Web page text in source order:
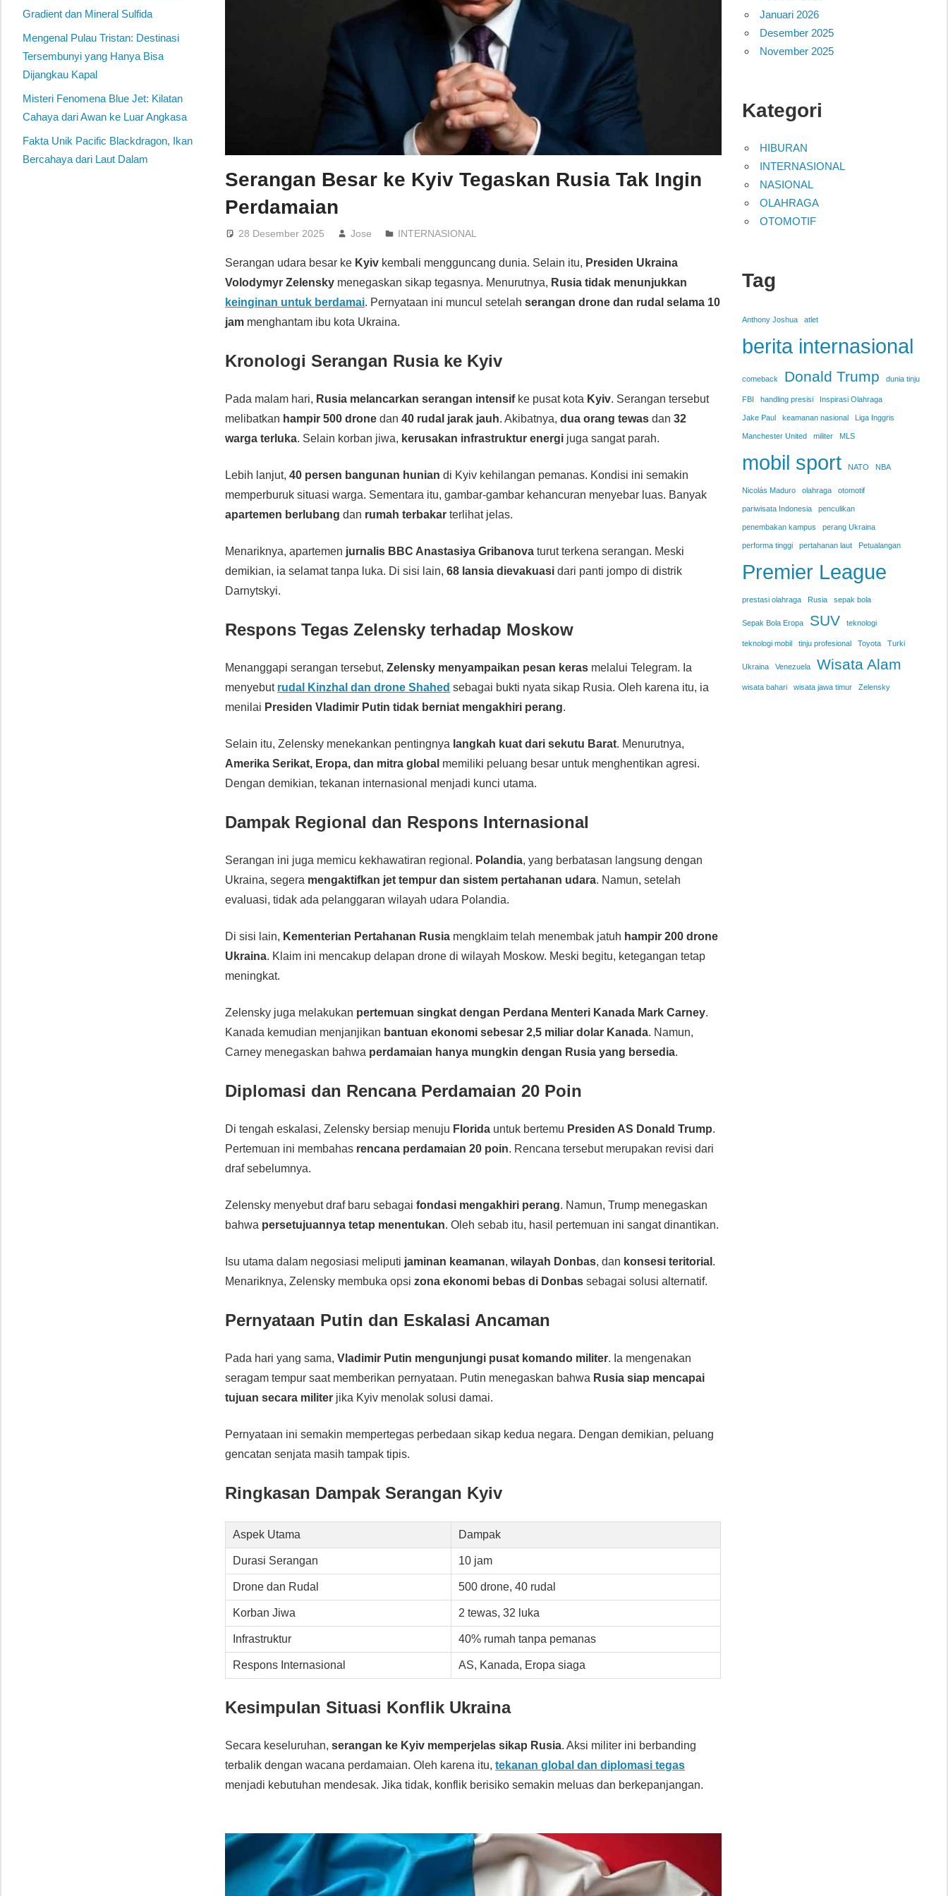
Serangan Besar ke Kyiv Tegaskan Rusia Tak Ingin
Perdamaian
28 Desember 2025 Jose INTERNASIONAL
Serangan udara besar ke Kyiv kembali mengguncang dunia. Selain itu, Presiden Ukraina
Volodymyr Zelensky menegaskan sikap tegasnya. Menurutnya, Rusia tidak menunjukkan
keinginan untuk berdamai. Pernyataan ini muncul setelahserangan drone dan rudal selama 10
jam menghantam ibu kota Ukraina.
Kronologi Serangan Rusia ke Kyiv
Pada malam hari, Rusia melancarkan serangan intensifke pusat kota Kyiv. Serangan tersebut
melibatkan hampir 500 drone dan40 rudal jarak jauh. Akibatnya,dua orang tewas dan32
warga terluka. Selain korban jiwa, kerusakan infrastruktur energi juga sangat parah.
Lebih lanjut,40 persen bangunan hunian di Kyiv kehilangan pemanas. Kondisi ini semakin
memperburuk situasi warga. Sementara itu, gambar-gambar kehancuran menyebar luas. Banyak
apartemen berlubang dan rumah terbakar terlihat jelas.
Menariknya, apartemen jurnalis BBC Anastasiya Gribanova turut terkena serangan. Meski
demikian, ia selamat tanpa luka. Di sisi lain,68 lansia dievakuasi dari panti jompo di distrik
Darnytskyi.
Respons Tegas Zelensky terhadap Moskow
Menanggapi serangan tersebut,Zelensky menyampaikan pesan keras melalui Telegram. Ia
menyebut rudal Kinzhal dan drone Shahed sebagai bukti nyata sikap Rusia. Oleh karena itu, ia
menilai Presiden Vladimir Putin tidak berniat mengakhiri perang.
Selain itu, Zelensky menekankan pentingnya langkah kuat dari sekutu Barat. Menurutnya,
Amerika Serikat, Eropa, dan mitra global memiliki peluang besar untuk menghentikan agresi.
Dengan demikian, tekanan internasional menjadi kunci utama.
Dampak Regional dan Respons Internasional
Serangan ini juga memicu kekhawatiran regional. Polandia, yang berbatasan langsung dengan
Ukraina, segera mengaktifkan jet tempur dan sistem pertahanan udara. Namun, setelah
evaluasi, tidak ada pelanggaran wilayah udara Polandia.
Di sisi lain, Kementerian Pertahanan Rusia mengklaim telah menembak jatuh hampir 200 drone
Ukraina. Klaim ini mencakup delapan drone di wilayah Moskow. Meski begitu, ketegangan tetap
meningkat.
Zelensky juga melakukan pertemuan singkat dengan Perdana Menteri Kanada Mark Carney.
Kanada kemudian menjanjikan bantuan ekonomi sebesar 2,5 miliar dolar Kanada. Namun,
Carney menegaskan bahwa perdamaian hanya mungkin dengan Rusia yang bersedia.
Diplomasi dan Rencana Perdamaian 20 Poin
Di tengah eskalasi, Zelensky bersiap menuju Florida untuk bertemu Presiden AS Donald Trump.
Pertemuan ini membahas rencana perdamaian 20 poin. Rencana tersebut merupakan revisi dari
draf sebelumnya.
Zelensky menyebut draf baru sebagaifondasi mengakhiri perang. Namun, Trump menegaskan
bahwa persetujuannya tetap menentukan. Oleh sebab itu, hasil pertemuan ini sangat dinantikan.
Isu utama dalam negosiasi meliputi jaminan keamanan,wilayah Donbas, dan konsesi teritorial .
Menariknya, Zelensky membuka opsizona ekonomi bebas di Donbas sebagai solusi alternatif.
Pernyataan Putin dan Eskalasi Ancaman
Pada hari yang sama,Vladimir Putin mengunjungi pusat komando militer. Ia mengenakan
seragam tempur saat memberikan pernyataan. Putin menegaskan bahwa Rusia siap mencapai
tujuan secara militer jika Kyiv menolak solusi damai.
Pernyataan ini semakin mempertegas perbedaan sikap kedua negara. Dengan demikian, peluang
gencatan senjata masih tampak tipis.
Ringkasan Dampak Serangan Kyiv
Aspek Utama Dampak
Durasi Serangan 10 jam
Drone dan Rudal 500 drone, 40 rudal
Korban Jiwa 2 tewas, 32 luka
Infrastruktur 40% rumah tanpa pemanas
Respons Internasional AS, Kanada, Eropa siaga
Kesimpulan Situasi Konflik Ukraina
Secara keseluruhan,serangan ke Kyiv memperjelas sikap Rusia. Aksi militer ini berbanding
terbalik dengan wacana perdamaian. Oleh karena itu,tekanan global dan diplomasi tegas
menjadi kebutuhan mendesak. Jika tidak, konflik berisiko semakin meluas dan berkepanjangan.
Gradient dan Mineral Sulfida
Mengenal Pulau Tristan: Destinasi
Tersembunyi yang Hanya Bisa
Dijangkau Kapal
Misteri Fenomena Blue Jet: Kilatan
Cahaya dari Awan ke Luar Angkasa
Fakta Unik Pacific Blackdragon, Ikan
Bercahaya dari Laut Dalam
Januari 2026
Desember 2025
November 2025
Kategori
HIBURAN
INTERNASIONAL
NASIONAL
OLAHRAGA
OTOMOTIF
Tag
Anthony Joshua atlet
berita internasional
comeback Donald Trump dunia tinju
FBI handling presisi Inspirasi Olahraga
Jake Paul keamanan nasional Liga Inggris
Manchester United militer MLS
mobil sport NATO NBA
Nicolás Maduro olahraga otomotif
pariwisata Indonesia penculikan
penembakan kampus perang Ukraina
performa tinggi pertahanan laut Petualangan
Premier League
prestasi olahraga Rusia sepak bola
Sepak Bola Eropa SUV teknologi
teknologi mobil tinju profesional Toyota Turki
Ukraina Venezuela Wisata Alam
wisata bahari wisata jawa timur Zelensky